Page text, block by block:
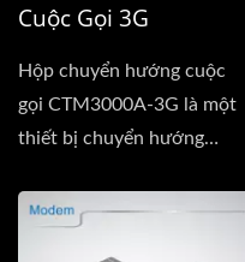
Cuộc Gọi 3G
Hộp chuyển hướng cuộc
gọi CTM3000A-3G là một
thiết bị chuyển hướng